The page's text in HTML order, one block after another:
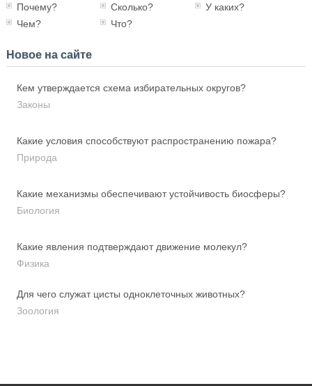
Почему?
Сколько?
У каких?
Чем?
Что?
Новое на сайте
Кем утверждается схема избирательных округов?
Законы
Какие условия способствуют распространению пожара?
Природа
Какие механизмы обеспечивают устойчивость биосферы?
Биология
Какие явления подтверждают движение молекул?
Физика
Для чего служат цисты одноклеточных животных?
Зоология